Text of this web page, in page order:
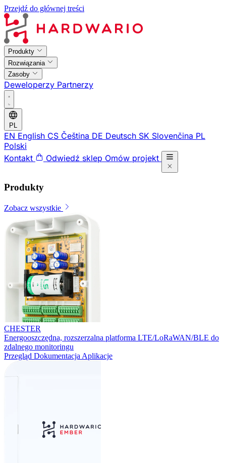
Przejdź do głównej treści
Produkty
Rozwiązania
Zasoby
Deweloperzy Partnerzy
PL
EN English CS Čeština DE Deutsch SK Slovenčina PL
Polski
Kontakt
Odwiedź sklep Omów projekt
Produkty
Zobacz wszystkie
CHESTER
Energooszczędna, rozszerzalna platforma LTE/LoRaWAN/BLE do
zdalnego monitoringu
Przegląd Dokumentacja Aplikacje